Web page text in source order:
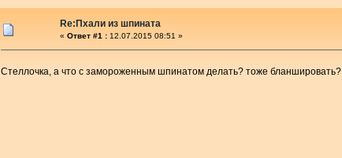
Re:Пхали из шпината
« Ответ #1 : 12.07.2015 08:51 »
Стеллочка, а что с замороженным шпинатом делать? тоже бланшировать?